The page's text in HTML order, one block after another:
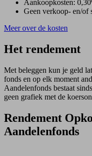
Aankoopkosten:
Geen verkoop- en/of
Meer over de kosten
Het rendement
Met beleggen kun je geld
fonds en op elk moment
Aandelenfonds bestaat
geen grafiek met de
Rendement
Aandelenfonds